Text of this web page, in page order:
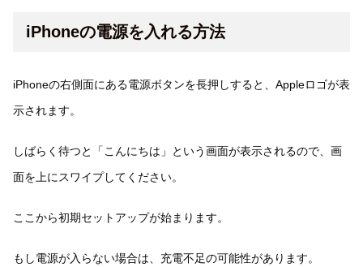
iPhoneの電源を入れる方法
iPhoneの右側面にある電源ボタンを長押しすると、Appleロゴが表
示されます。
しばらく待つと「こんにちは」という画面が表示されるので、画
面を上にスワイプしてください。
ここから初期セットアップが始まります。
もし電源が入らない場合は、充電不足の可能性があります。